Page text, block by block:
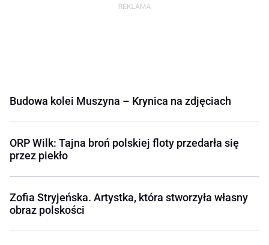
Budowa kolei Muszyna – Krynica na zdjęciach
ORP Wilk: Tajna broń polskiej floty przedarła się
przez piekło
Zofia Stryjeńska. Artystka, która stworzyła własny
obraz polskości